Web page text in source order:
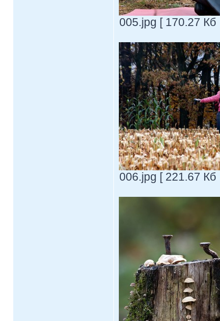
005.jpg [ 170.27
006.jpg [ 221.67